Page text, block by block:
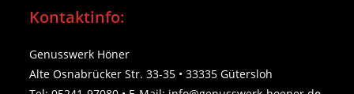
Kontaktinfo:
Genusswerk Höner
Alte Osnabrücker Str. 33-35 • 33335 Gütersloh